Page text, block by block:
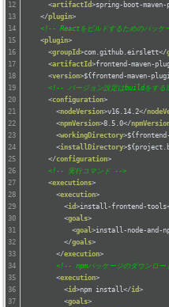
<artifactId>spring-boot-
</plugin>
<!-- Reactをビルドするためのパッ
<plugin>
<groupId>com.github.eirslett</
<artifactId>frontend-maven-
<version>${frontend-maven-
<!-- バージョン設定はbuildをする
<configuration>
<nodeVersion>v16.14.2</
<npmVersion>8.5.0</
<workingDirectory>
<installDirectory>
</configuration>
<!-- 実行コマンド -->
<executions>
<execution>
<id>install-frontend-tools
<goals>
<goal>install-node-and-
</goals>
</execution>
<!-- npmパッケージのダウンロ
<execution>
<id>npm install</id>
<goals>